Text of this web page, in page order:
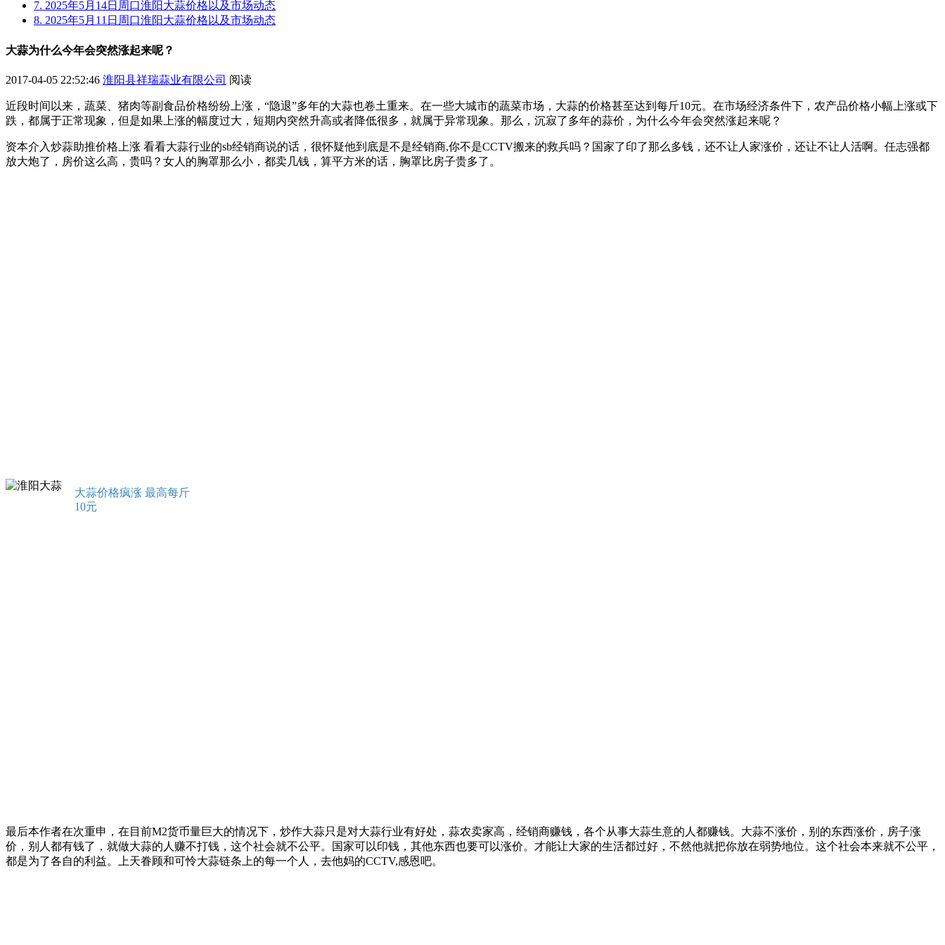
7. 2025年5月14日周口淮阳大蒜价格以及市场动态
8. 2025年5月11日周口淮阳大蒜价格以及市场动态
大蒜为什么今年会突然涨起来呢？
2017-04-05 22:52:46 淮阳县祥瑞蒜业有限公司 阅读
近段时间以来，蔬菜、猪肉等副食品价格纷纷上涨，“隐退”多年的大蒜也卷土重来。在一些大城市的蔬菜市场，大蒜的价格甚至达到每斤10元。在市场经济条件下，农产品价格小幅上涨或下
跌，都属于正常现象，但是如果上涨的幅度过大，短期内突然升高或者降低很多，就属于异常现象。那么，沉寂了多年的蒜价，为什么今年会突然涨起来呢？
资本介入炒蒜助推价格上涨 看看大蒜行业的sb经销商说的话，很怀疑他到底是不是经销商,你不是CCTV搬来的救兵吗？国家了印了那么多钱，还不让人家涨价，还让不让人活啊。任志强都
放大炮了，房价这么高，贵吗？女人的胸罩那么小，都卖几钱，算平方米的话，胸罩比房子贵多了。
大蒜价格疯涨 最高每斤
10元
最后本作者在次重申，在目前M2货币量巨大的情况下，炒作大蒜只是对大蒜行业有好处，蒜农卖家高，经销商赚钱，各个从事大蒜生意的人都赚钱。大蒜不涨价，别的东西涨价，房子涨
价，别人都有钱了，就做大蒜的人赚不打钱，这个社会就不公平。国家可以印钱，其他东西也要可以涨价。才能让大家的生活都过好，不然他就把你放在弱势地位。这个社会本来就不公平，
都是为了各自的利益。上天眷顾和可怜大蒜链条上的每一个人，去他妈的CCTV,感恩吧。